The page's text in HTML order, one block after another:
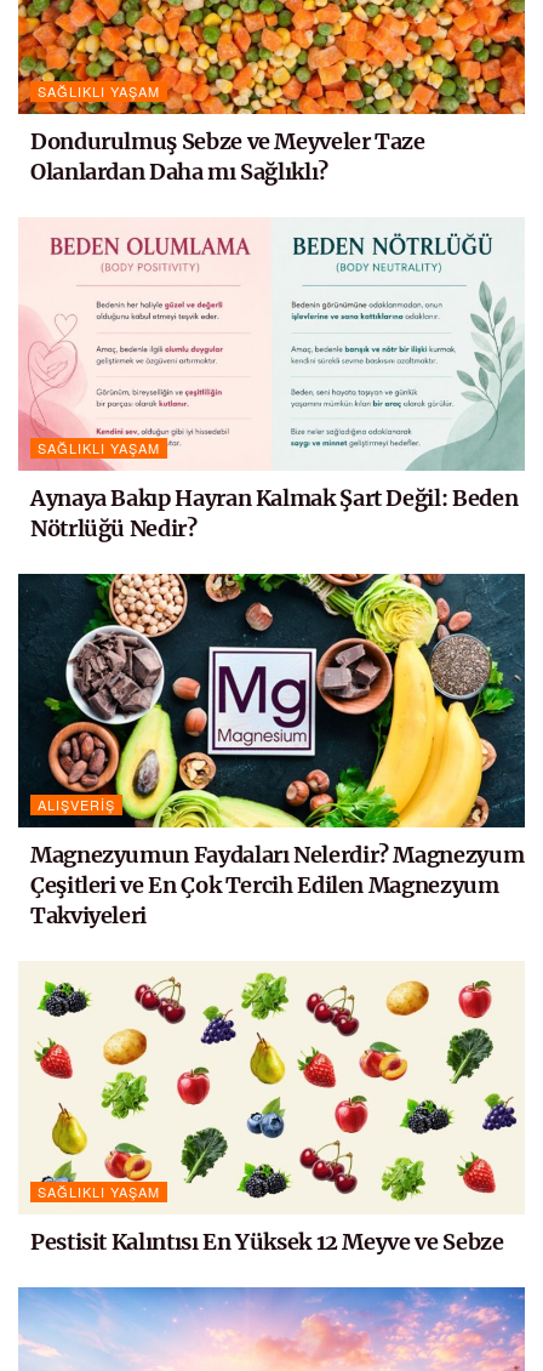
SAĞLIKLI YAŞAM
Dondurulmuş Sebze ve Meyveler Taze
Olanlardan Daha mı Sağlıklı?
SAĞLIKLI YAŞAM
Aynaya Bakıp Hayran Kalmak Şart Değil: Beden
Nötrlüğü Nedir?
ALIŞVERIŞ
Magnezyumun Faydaları Nelerdir? Magnezyum
Çeşitleri ve En Çok Tercih Edilen Magnezyum
Takviyeleri
SAĞLIKLI YAŞAM
Pestisit Kalıntısı En Yüksek 12 Meyve ve Sebze